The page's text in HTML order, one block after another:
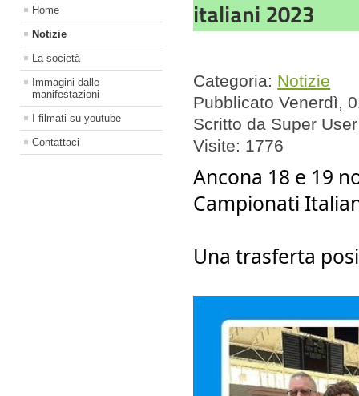
Home
Notizie
La società
Immagini dalle
manifestazioni
I filmati su youtube
Contattaci
italiani 2023
Categoria: Notizie
Pubblicato Venerdì,
Scritto da Super User
Visite: 1776
Ancona 18 e 19
Campionati
Una trasferta